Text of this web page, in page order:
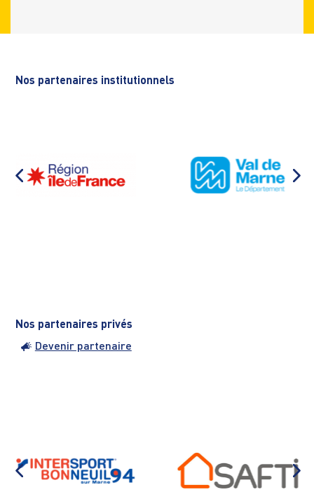
Nos partenaires institutionnels
Nos partenaires privés
Devenir partenaire